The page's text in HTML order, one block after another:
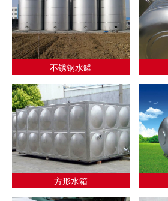
不锈钢水罐
方形水箱